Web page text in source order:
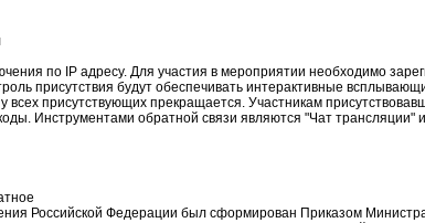
по IP адресу. Для участия в мероприятии необходимо
присутствия будут обеспечивать интерактивные
присутствующих прекращается. Участникам
Инструментами обратной связи являются "Чат трансляции"
Российской Федерации был сформирован Приказом